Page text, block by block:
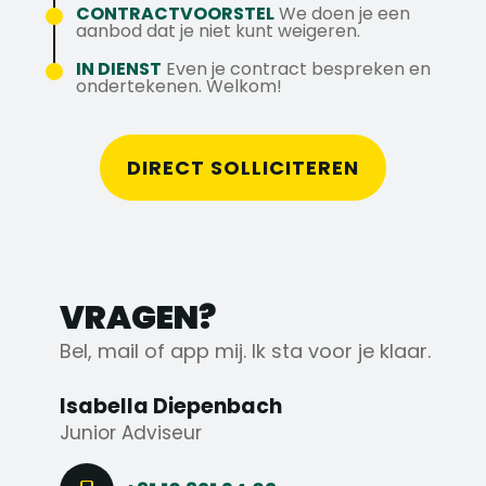
Je werkt dagelijks aan techniek waarbij
kracht, precisie en mechanica centraal
staan.
Wil je meer weten over deze vacature of
het bedrijf? Neem contact op met
Isabella naar 06 18 051 345.
CONTRACTVOORSTELWe doen je een
aanbod dat je niet kunt weigeren.
IN DIENST Even je contract bespreken en
ondertekenen. Welkom!
DIRECT SOLLICITEREN
VRAGEN?
Bel, mail of app mij. Ik sta voor je klaar.
Isabella Diepenbach
Junior Adviseur